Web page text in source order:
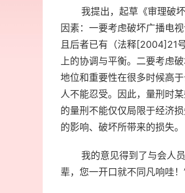
我提出，起草《审理破坏
因素：一要考虑破坏广播电
且后者已有（法释[2004]21
上的协调与平衡。二要考虑
地位和重要性在很多时候高
人不能忍受。因此，量刑时
的量刑不能仅仅局限于经济
的影响、破坏所带来的损失。
我的意见得到了与会人员
辈，您一开口就不同凡响哇！